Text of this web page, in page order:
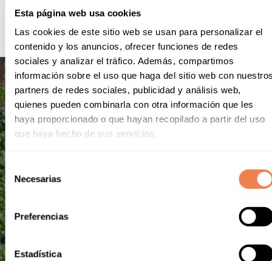
Esta página web usa cookies
Las cookies de este sitio web se usan para personalizar el
contenido y los anuncios, ofrecer funciones de redes
sociales y analizar el tráfico. Además, compartimos
información sobre el uso que haga del sitio web con
partners de redes sociales, publicidad y análisis web,
quienes pueden combinarla con otra información que les
haya proporcionado o que hayan recopilado a partir del uso
que haya hecho de sus servicios.
Selección
de
consentimiento
Necesarias
Preferencias
Estadística
Suscríbete para recibir